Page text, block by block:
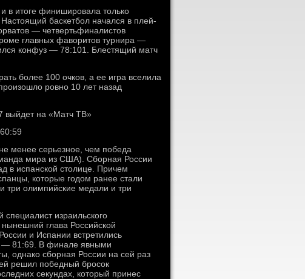
в итоге финишировала только
баскетбол начался в плей-
— четвертьфиналистов
главных фаворитов турнира —
конфуз — 78:101. Блестящий матч
более 100 очков, а ее игра вселила
ровно 10 лет назад
выйдет на «Матч ТВ»
менее серьезное, чем победа
мира из США). Сборная России
в испанской столице. Причем
которые годом ранее стали
три олимпийские медали и три
израильского
глава Российской
и Испании встретились
— 81:69. В финале явными
однако сборная России на сей раз
решил победный бросок
секундах, который принес